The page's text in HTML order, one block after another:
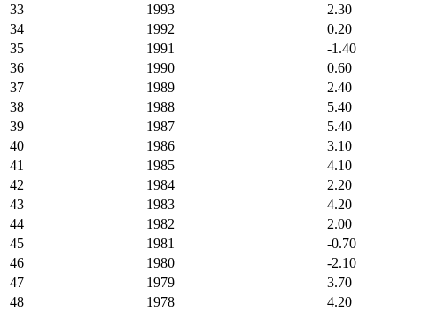
33
1993
2.30
34
1992
0.20
35
1991
-1.40
36
1990
0.60
37
1989
2.40
38
1988
5.40
39
1987
5.40
40
1986
3.10
41
1985
4.10
42
1984
2.20
43
1983
4.20
44
1982
2.00
45
1981
-0.70
46
1980
-2.10
47
1979
3.70
48
1978
4.20